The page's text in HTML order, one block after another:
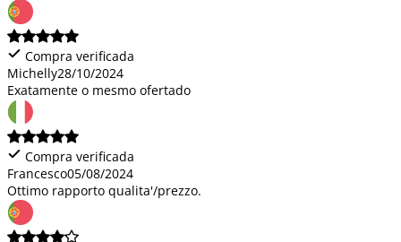
Compra verificada
Michelly28/10/2024
Exatamente o mesmo ofertado
Compra verificada
Francesco05/08/2024
Ottimo rapporto qualita'/prezzo.